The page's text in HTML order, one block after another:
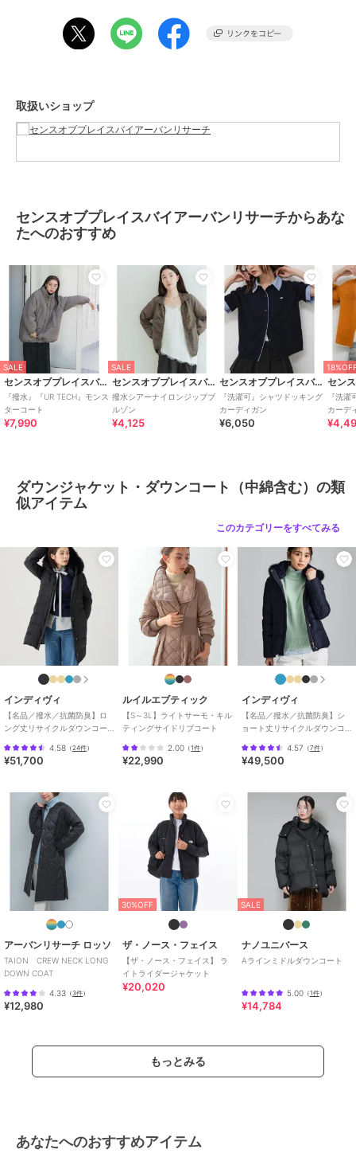
※商品画像は、光の当たり具合やパソコンなどの閲覧環境により、実
▼お気に入り登録のおすすめ▼
素材感
透け感 : なし
裏地 : あり
光沢 : なし
ポケット : あり
ブランド
センスオブプレイスバイアーバン
リサーチ
ショップ
センスオブプレイスバイアーバン
リサーチ
性別タイプ
レディース
ダウンジャケット・ダウンコ
カラー
ブラック系その他、ベージュ、ア
イボリー、ブラック
サイズ
素材
表地 : ナイロン100%裏地 : ポリエ
ステル100%中綿 : ポリエステル10
商品のお取り扱い方法
原産国 中国
取扱いショップ
センスオブプレイスバイアーバンリサーチからあな
たへのおすすめ
SALE
センスオブプレイスバイアーバンリサーチ
『撥水』『UR TECH』モンス
ターコート
¥7,990
SALE
センスオブプレイスバイアーバンリサーチ
撥水シアーナイロンジップブ
ルゾン
¥4,125
センスオブプレイスバイアーバンリサーチ
『洗濯可』シャツドッキング
カーディガン
¥6,050
『洗
カーデ
ダウンジャケット・ダウンコート（中綿含む）の類
似アイテム
このカテゴリーをすべてみる
インディヴィ
【名品／撥水／抗菌防臭】ロ
ング丈リサイクルダウンコー
4.58 （24件）
¥51,700
ルイルエブティック
【S～3L】ライトサーモ・キル
ティングサイドリブコート
2.00 （1件）
¥22,990
インディヴィ
【名品／撥水／抗菌防臭】シ
ョート丈リサイクルダウンコ
4.57 （7件）
¥49,500
アーバンリサーチ ロッソ
TAION CREW NECK LONG
DOWN COAT
4.33 （3件）
¥12,980
30%OFF
ザ・ノース・フェイス
【ザ・ノース・フェイス】 ラ
イトライダージャケット
¥20,020
SALE
ナノユニバース
Aラインミドルダウンコート
5.00（1件）
¥14,784
もっとみる
あなたへのおすすめアイテム